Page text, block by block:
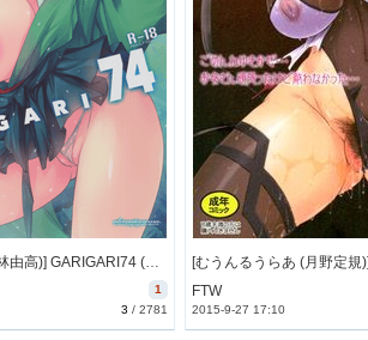
[アレマテオレマ (小林由高)] GARIGARI74 (艦隊これくしょん -艦これ-) [44M]
1
3 / 2781
FTW
2015-9-27 17:10